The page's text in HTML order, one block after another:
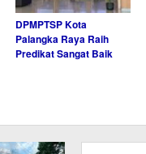
DPMPTSP Kota
Palangka Raya Raih
Predikat Sangat Baik